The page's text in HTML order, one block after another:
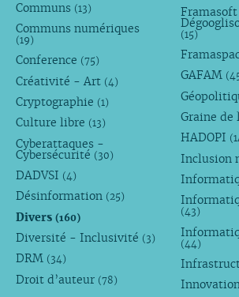
Communs (13)
Communs numériques
(19)
Conference (75)
Créativité - Art (4)
Cryptographie (1)
Culture libre (13)
Cyberattaques -
Cybersécurité (30)
DADVSI (4)
Désinformation (25)
Divers (160)
Diversité - Inclusivité (3)
DRM (34)
Droit d’auteur (78)
(15)
GAFAM
Graine de
HADOPI
Inclusion
(43)
(44)